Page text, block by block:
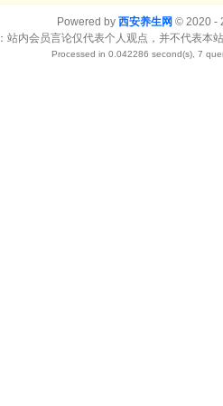
Powered by 西安养生网 © 2020 -
站内会员言论仅代表个人观点，并不代表本
Processed in 0.042286 second(s), 7